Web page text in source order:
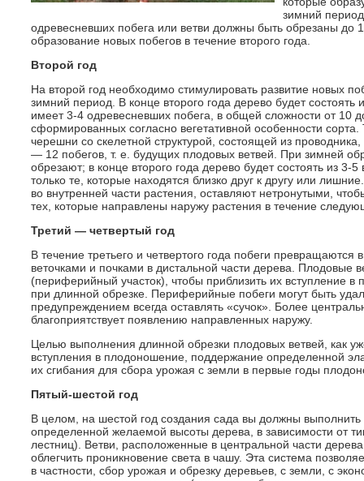
зимний
одревесневших побега или ветви должны быть обрезаны до
образование новых побегов в течение второго года.
Второй год
На второй год необходимо стимулировать развитие новых
зимний период. В конце второго года дерево будет состоять
имеет 3-4 одревесневших побега, в общей сложности от 10
сформированных согласно вегетативной особенности
черешни со скелетной структурой, состоящей из
— 12 побегов, т. е. будущих плодовых ветвей. При зимней
обрезают; в конце второго года дерево будет состоять из 3-
только те, которые находятся близко друг к другу или
во внутренней части растения, оставляют нетронутыми,
тех, которые направлены наружу растения в течение
Третий — четвертый год
В течение третьего и четвертого года побеги
веточками и почками в дистальной части дерева. Плодовые
(периферийный участок), чтобы приблизить их вступление
при длинной обрезке. Периферийные побеги могут быть
предупреждением всегда оставлять «сучок». Более
благоприятствует появлению направленных наружу.
Целью выполнения длинной обрезки плодовых ветвей, как
вступления в плодоношение, поддержание определенной
их сгибания для сбора урожая с земли в первые годы
Пятый-шестой год
В целом, на шестой год создания сада вы должны выполнить
определенной желаемой высоты дерева, в зависимости от
лестниц). Ветви, расположенные в центральной части
облегчить проникновение света в чашу. Эта система
в частности, сбор урожая и обрезку деревьев, с земли, с